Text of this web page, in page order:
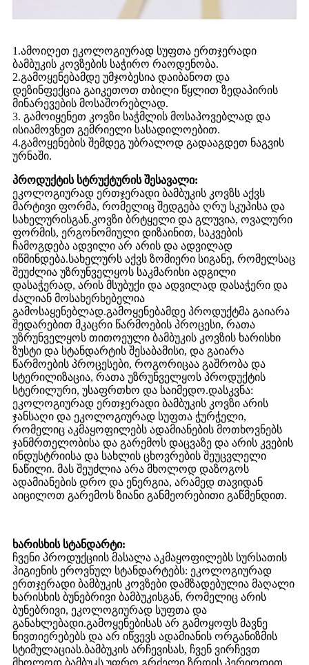
1.ამოიღეთ ეკოლოგიურად სუფთა ერთჯერადი
ბამბუკის კოვზების საჭირო რაოდენობა.
2.გამოყენებამდე უმჯობესია დაიბანოთ და
დეზინფექცია გაიკეთოთ თბილი წყლით ზედაპირის
მინარევების მოსაშორებლად.
3. გამოიყენეთ კოვზი საჭმლის მოსაპოვებლად და
ისიამოვნეთ გემრიელი სასადილოებით.
4.გამოყენების შემდეგ უბრალოდ გადააგდეთ ნაგვის
ურნაში.
პროდუქტის სტრუქტურის შესავალი:
ეკოლოგიურად ერთჯერადი ბამბუკის კოვზს აქვს
მარტივი ფორმა, რომელიც შედგება ღრუ სკუპისა და
სახელურისგან.კოვზი ბრტყელი და გლუვია, ოვალური
ფორმის, ერგონომიული დიზაინით, საკვების
ჩამოგდება ადვილი არ არის და ადვილად
იწმინდება.სახელურს აქვს ზომიერი სიგანე, რომელსაც
შეუძლია უზრუნველყოს საკმარისი ადგილი
დასაჭერად, არის მსუბუქი და ადვილად დასაჭერი და
ძალიან მოსახერხებელია
გამოსაყენებლად.გამოყენებამდე პროდუქტმა გაიარა
შედარებით მკაცრი წარმოების პროცესი, რათა
უზრუნველყოს თითოეული ბამბუკის კოვზის ხარისხი
ზუსტი და სტანდარტის შესაბამისი, და გაიარა
წარმოების პროცესები, როგორიცაა გაშრობა და
სტერილიზაცია, რათა უზრუნველყოს პროდუქტის
სტერილური, უსაფრთხო და საიმედო.დასკვნა:
ეკოლოგიურად ერთჯერადი ბამბუკის კოვზი არის
ჯანსაღი და ეკოლოგიურად სუფთა ჭურჭელი,
რომელიც აკმაყოფილებს ადამიანების მოთხოვნებს
ჯანმრთელობისა და გარემოს დაცვაზე და არის კვების
ინდუსტრიისა და სახლის ცხოვრების შეუცვლელი
ნაწილი. მას შეუძლია არა მხოლოდ დაზოგოს
ადამიანების დრო და ენერგია, არამედ თავიდან
აიცილოთ გარემოს ზიანი განმეორებითი გაწმენდით.
ხარისხის სტანდარტი:
ჩვენი პროდუქციის მასალა აკმაყოფილებს სურსათის
ჰიგიენის ეროვნულ სტანდარტებს: ეკოლოგიურად
ერთჯერადი ბამბუკის კოვზები დამზადებულია მაღალი
ხარისხის ბუნებრივი ბამბუკისგან, რომელიც არის
ბუნებრივი, ეკოლოგიურად სუფთა და
განახლებადი.გამოყენებისას არ გამოყოფს მავნე
ნივთიერებებს და არ იწვევს ადამიანის ორგანიზმის
სტიმულაციას.ბამბუკის არჩევისას, ჩვენ ვირჩევთ
მხოლოდ ბამბუკს უფრო გრძელი ზრდის პერიოდით,